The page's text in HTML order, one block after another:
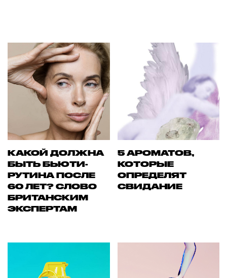
КАКОЙ ДОЛЖНА
БЫТЬ БЬЮТИ-
РУТИНА ПОСЛЕ
60 ЛЕТ? СЛОВО
БРИТАНСКИМ
ЭКСПЕРТАМ
5 АРОМАТОВ,
КОТОРЫЕ
ОПРЕДЕЛЯТ
СВИДАНИЕ